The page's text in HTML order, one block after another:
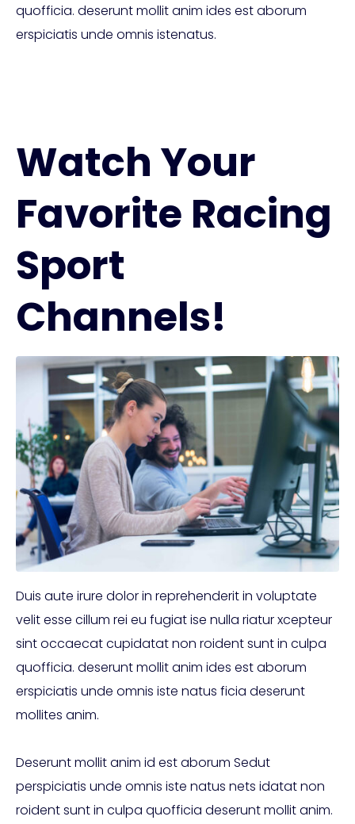
quofficia. deserunt mollit anim ides est aborum
erspiciatis unde omnis istenatus.
Watch Your
Favorite Racing
Sport
Channels!
Duis aute irure dolor in reprehenderit in voluptate
velit esse cillum rei eu fugiat ise nulla riatur xcepteur
sint occaecat cupidatat non roident sunt in culpa
quofficia. deserunt mollit anim ides est aborum
erspiciatis unde omnis iste natus ficia deserunt
mollites anim.
Deserunt mollit anim id est aborum Sedut
perspiciatis unde omnis iste natus nets idatat non
roident sunt in culpa quofficia deserunt mollit anim.